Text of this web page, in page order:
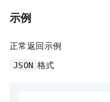
示例
正常返回示例
JSON 格式